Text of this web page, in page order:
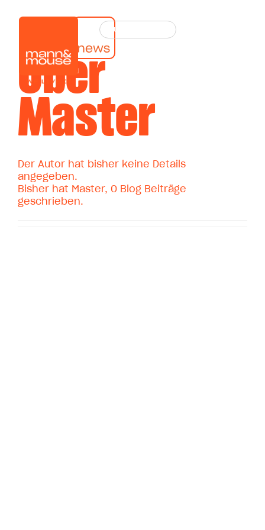
Inhalt
Über
Master
Der Autor hat bisher keine Details
angegeben.
Bisher hat Master, 0 Blog Beiträge
geschrieben.